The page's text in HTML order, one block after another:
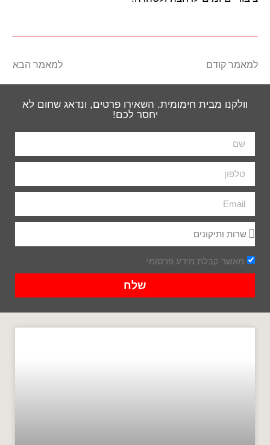
למאמר קודם למאמר הבא
וולקנו מבית חימומית. השאירו פרטים, ונדאג שחום לא
יחסר לכם!
מאשר קבלת מידע פרסומי
שלח